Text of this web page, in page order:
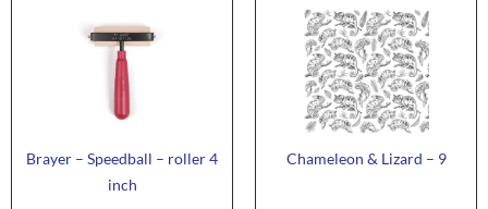
Brayer – Speedball – roller 4
inch
Chameleon & Lizard – 9